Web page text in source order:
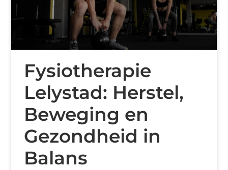
Fysiotherapie
Lelystad: Herstel,
Beweging en
Gezondheid in
Balans